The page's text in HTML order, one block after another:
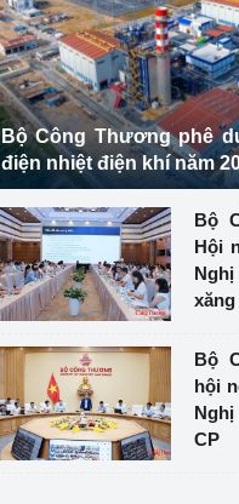
Bộ Công Thương phê
điện nhiệt điện khí năm
Bộ
Hội
xăng
Bộ
hội
CP